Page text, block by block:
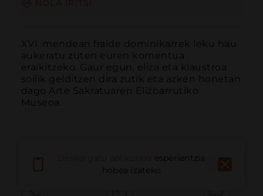
XVI. mendean fraide dominikarrek leku hau
aukeratu zuten euren komentua
eraikitzeko. Gaur egun, eliza eta klaustroa
soilik gelditzen dira zutik eta azken honetan
dago Arte Sakratuaren Elizbarrutiko
Museoa.
esperientzia
hobea izateko